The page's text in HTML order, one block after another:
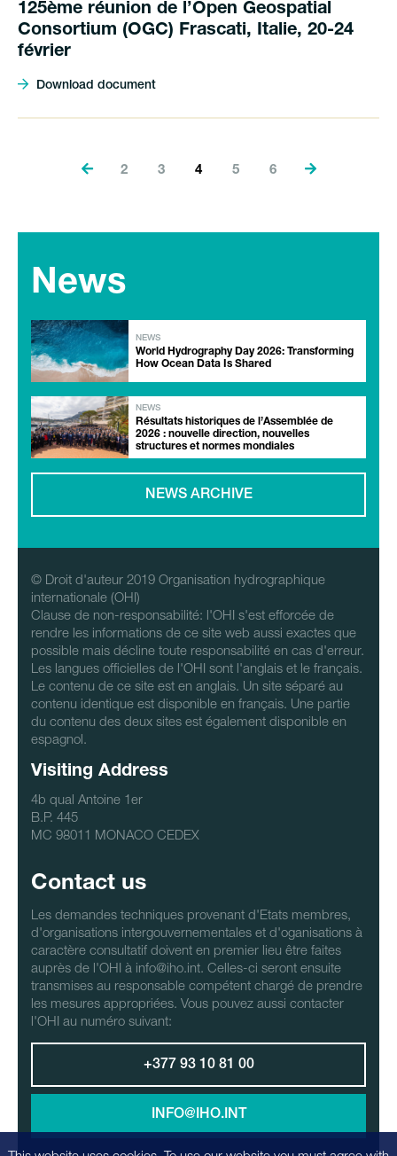
125ème réunion de l’Open Geospatial
Consortium (OGC) Frascati, Italie, 20-24
février
Download document
2 3 4 5 6
News
NEWS
World Hydrography Day 2026: Transforming
How Ocean Data Is Shared
NEWS
Résultats historiques de l’Assemblée de
2026 : nouvelle direction, nouvelles
structures et normes mondiales
NEWS ARCHIVE
© Droit d'auteur 2019 Organisation hydrographique
internationale (OHI)
Clause de non-responsabilité: l'OHI s'est efforcée de
rendre les informations de ce site web aussi exactes que
possible mais décline toute responsabilité en cas d'erreur.
Les langues officielles de l'OHI sont l'anglais et le français.
Le contenu de ce site est en anglais. Un site séparé au
contenu identique est disponible en français. Une partie
du contenu des deux sites est également disponible en
espagnol.
Visiting Address
4b qual Antoine 1er
B.P. 445
MC 98011 MONACO CEDEX
Contact us
Les demandes techniques provenant d'Etats membres,
d'organisations intergouvernementales et d'oganisations à
caractère consultatif doivent en premier lieu être faites
auprès de l'OHI à info@iho.int. Celles-ci seront ensuite
transmises au responsable compétent chargé de prendre
les mesures appropriées. Vous pouvez aussi contacter
l'OHI au numéro suivant:
+377 93 10 81 00
INFO@IHO.INT